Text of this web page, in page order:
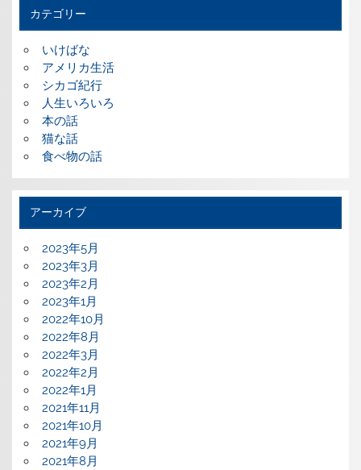
カテゴリー
いけばな
アメリカ生活
シカゴ紀行
人生いろいろ
本の話
猫な話
食べ物の話
アーカイブ
2023年5月
2023年3月
2023年2月
2023年1月
2022年10月
2022年8月
2022年3月
2022年2月
2022年1月
2021年11月
2021年10月
2021年9月
2021年8月